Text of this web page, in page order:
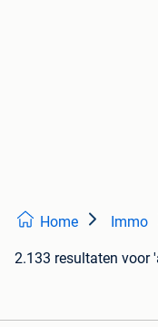
Home Immo
2.133 resultaten voor